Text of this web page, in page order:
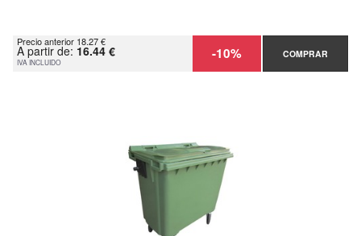
Precio anterior 18.27 €
A partir de: 16.44 €
IVA INCLUIDO -10% COMPRAR